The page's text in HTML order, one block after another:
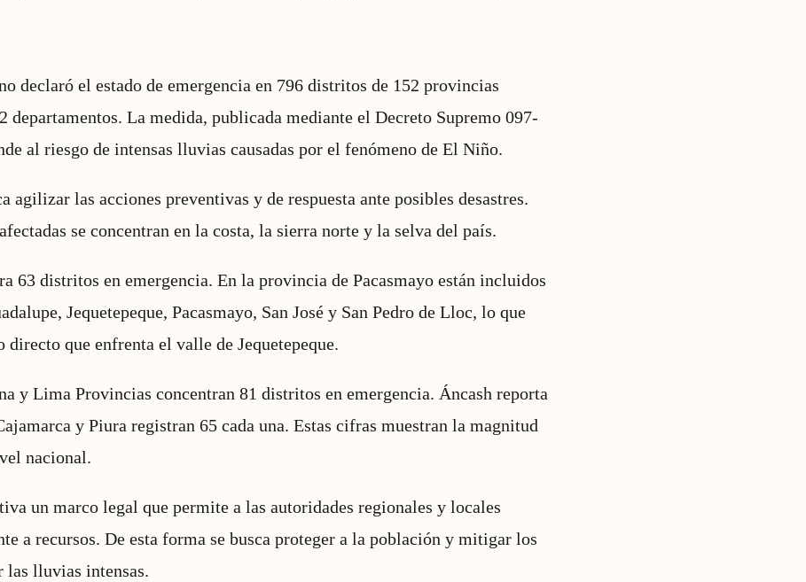
declaró el estado de emergencia en 796 distritos de 152 provincias
departamentos. La medida, publicada mediante el Decreto Supremo 097-
al riesgo de intensas lluvias causadas por el fenómeno de El Niño.
agilizar las acciones preventivas y de respuesta ante posibles desastres.
se concentran en la costa, la sierra norte y la selva del país.
63 distritos en emergencia. En la provincia de Pacasmayo están incluidos
Jequetepeque, Pacasmayo, San José y San Pedro de Lloc, lo que
directo que enfrenta el valle de Jequetepeque.
y Lima Provincias concentran 81 distritos en emergencia. Áncash reporta
y Piura registran 65 cada una. Estas cifras muestran la magnitud
nacional.
un marco legal que permite a las autoridades regionales y locales
a recursos. De esta forma se busca proteger a la población y mitigar los
las lluvias intensas.